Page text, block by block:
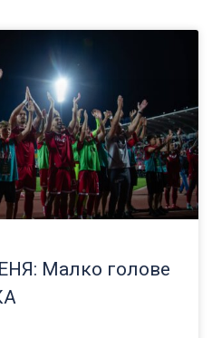
Малко голове